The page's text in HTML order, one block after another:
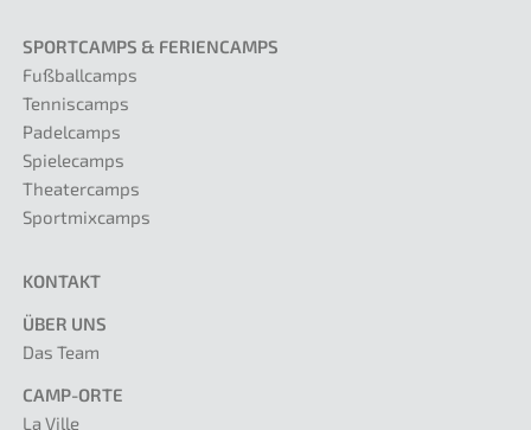
SPORTCAMPS & FERIENCAMPS
Fußballcamps
Tenniscamps
Padelcamps
Spielecamps
Theatercamps
Sportmixcamps
KONTAKT
ÜBER UNS
Das Team
CAMP-ORTE
La Ville